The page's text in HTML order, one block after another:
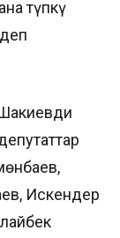
түпкү
Искендер